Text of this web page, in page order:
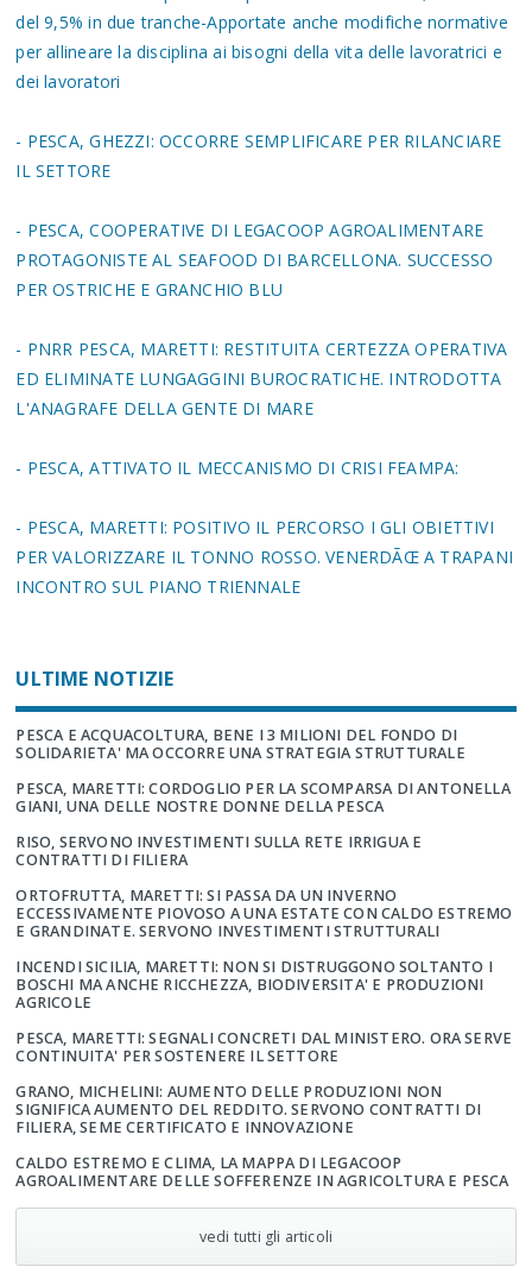
del 9,5% in due tranche-Apportate anche modifiche normative
per allineare la disciplina ai bisogni della vita delle lavoratrici e
dei lavoratori
- PESCA, GHEZZI: OCCORRE SEMPLIFICARE PER RILANCIARE
IL SETTORE
- PESCA, COOPERATIVE DI LEGACOOP AGROALIMENTARE
PROTAGONISTE AL SEAFOOD DI BARCELLONA. SUCCESSO
PER OSTRICHE E GRANCHIO BLU
- PNRR PESCA, MARETTI: RESTITUITA CERTEZZA OPERATIVA
ED ELIMINATE LUNGAGGINI BUROCRATICHE. INTRODOTTA
L'ANAGRAFE DELLA GENTE DI MARE
- PESCA, ATTIVATO IL MECCANISMO DI CRISI FEAMPA:
- PESCA, MARETTI: POSITIVO IL PERCORSO I GLI OBIETTIVI
PER VALORIZZARE IL TONNO ROSSO. VENERDÃŒ A TRAPANI
INCONTRO SUL PIANO TRIENNALE
ULTIME NOTIZIE
PESCA E ACQUACOLTURA, BENE I 3 MILIONI DEL FONDO DI
SOLIDARIETA' MA OCCORRE UNA STRATEGIA STRUTTURALE
PESCA, MARETTI: CORDOGLIO PER LA SCOMPARSA DI ANTONELLA
GIANI, UNA DELLE NOSTRE DONNE DELLA PESCA
RISO, SERVONO INVESTIMENTI SULLA RETE IRRIGUA E
CONTRATTI DI FILIERA
ORTOFRUTTA, MARETTI: SI PASSA DA UN INVERNO
ECCESSIVAMENTE PIOVOSO A UNA ESTATE CON CALDO ESTREMO
E GRANDINATE. SERVONO INVESTIMENTI STRUTTURALI
INCENDI SICILIA, MARETTI: NON SI DISTRUGGONO SOLTANTO I
BOSCHI MA ANCHE RICCHEZZA, BIODIVERSITA' E PRODUZIONI
AGRICOLE
PESCA, MARETTI: SEGNALI CONCRETI DAL MINISTERO. ORA SERVE
CONTINUITA' PER SOSTENERE IL SETTORE
GRANO, MICHELINI: AUMENTO DELLE PRODUZIONI NON
SIGNIFICA AUMENTO DEL REDDITO. SERVONO CONTRATTI DI
FILIERA, SEME CERTIFICATO E INNOVAZIONE
CALDO ESTREMO E CLIMA, LA MAPPA DI LEGACOOP
AGROALIMENTARE DELLE SOFFERENZE IN AGRICOLTURA E PESCA
vedi tutti gli articoli